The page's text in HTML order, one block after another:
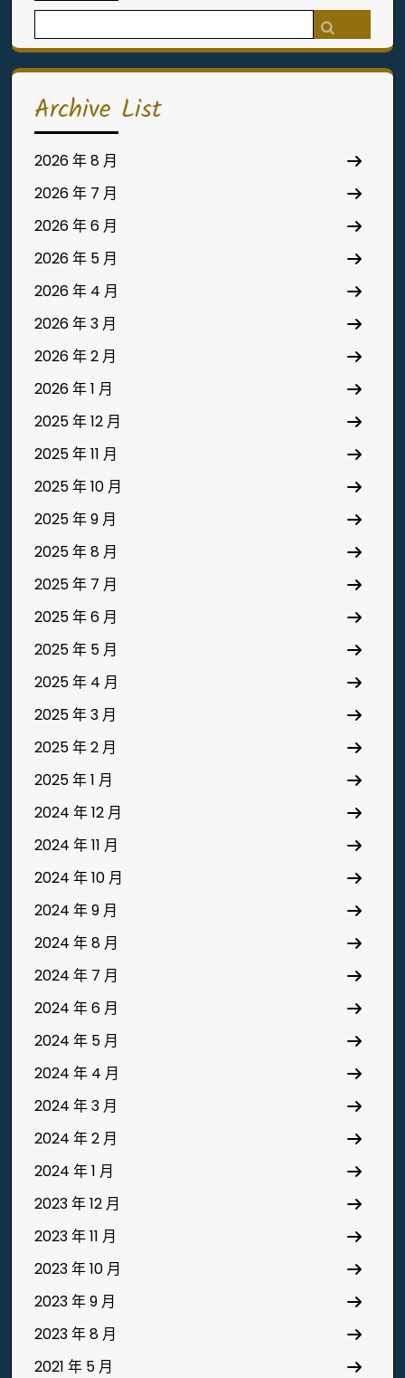
for:
Archive List
2026 年 8 月
2026 年 7 月
2026 年 6 月
2026 年 5 月
2026 年 4 月
2026 年 3 月
2026 年 2 月
2026 年 1 月
2025 年 12 月
2025 年 11 月
2025 年 10 月
2025 年 9 月
2025 年 8 月
2025 年 7 月
2025 年 6 月
2025 年 5 月
2025 年 4 月
2025 年 3 月
2025 年 2 月
2025 年 1 月
2024 年 12 月
2024 年 11 月
2024 年 10 月
2024 年 9 月
2024 年 8 月
2024 年 7 月
2024 年 6 月
2024 年 5 月
2024 年 4 月
2024 年 3 月
2024 年 2 月
2024 年 1 月
2023 年 12 月
2023 年 11 月
2023 年 10 月
2023 年 9 月
2023 年 8 月
2021 年 5 月